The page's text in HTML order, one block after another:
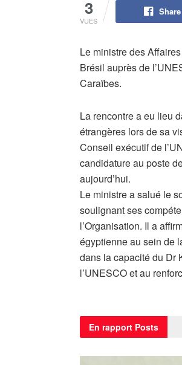
3
VUES
Le ministre des
Brésil auprès de
Caraïbes.
La rencontre a eu lieu
étrangères lors de sa
Conseil exécutif de
candidature au poste
aujourd’hui.
Le ministre a salué le
soulignant ses
l’Organisation. Il a
égyptienne au sein de
dans la capacité du Dr
l’UNESCO et au
En rapport Posts